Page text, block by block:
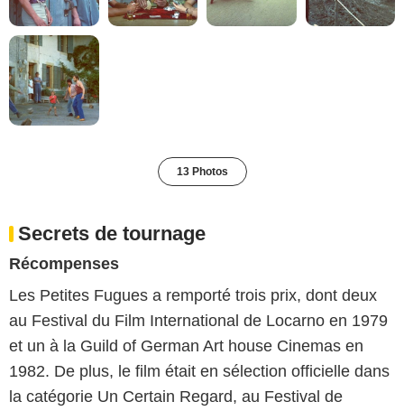
13 Photos
Secrets de tournage
Récompenses
Les Petites Fugues a remporté trois prix, dont deux
au Festival du Film International de Locarno en 1979
et un à la Guild of German Art house Cinemas en
1982. De plus, le film était en sélection officielle dans
la catégorie Un Certain Regard, au Festival de